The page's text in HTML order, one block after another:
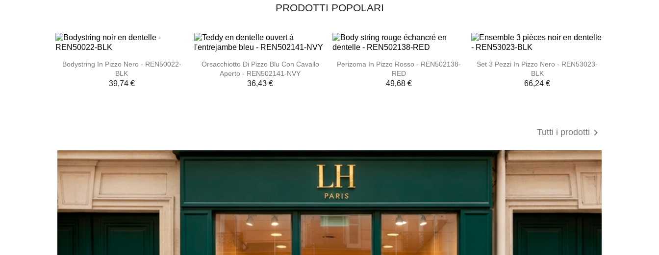
PRODOTTI POPOLARI
Anteprima
Bodystring In Pizzo Nero - REN50022-
BLK
39,74 €
Anteprima
Orsacchiotto Di Pizzo Blu Con Cavallo
Aperto - REN502141-NVY
36,43 €
Anteprima
Perizoma In Pizzo Rosso - REN502138-
RED
49,68 €
Anteprima
Set 3 Pezzi In Pizzo Nero - REN53023-
BLK
66,24 €
Tutti i prodotti 